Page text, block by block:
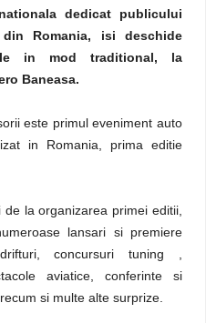
dedicat publicului
Romania, isi deschide
in mod traditional, la
Baneasa.
este primul eveniment auto
in Romania, prima editie
la organizarea primei editii,
lansari si premiere
concursuri tuning ,
aviatice, conferinte si
si multe alte surprize.